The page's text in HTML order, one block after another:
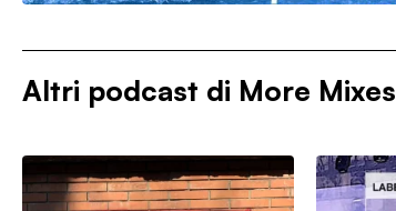
Altri podcast di More Mixes